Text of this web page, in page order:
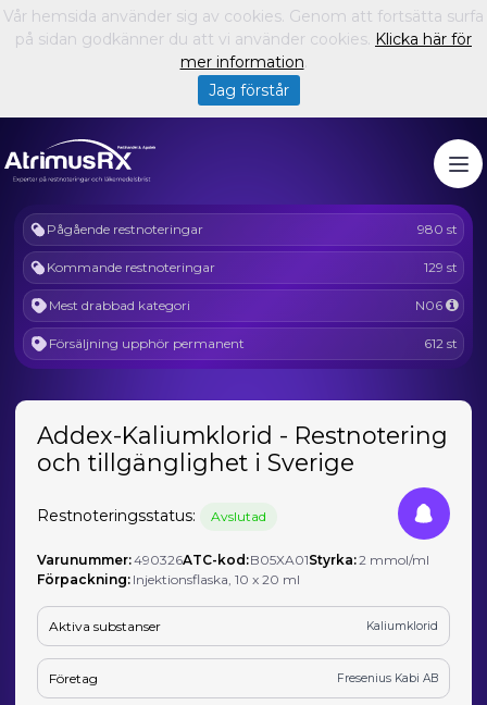
Pågående restnoteringar 980 st
Kommande restnoteringar 129 st
Mest drabbad kategori N06
Försäljning upphör permanent 612 st
Addex-Kaliumklorid - Restnotering
och tillgänglighet i Sverige
Restnoteringsstatus: Avslutad
Varunummer:490326ATC-kod:B05XA01Styrka:2 mmol/ml
Förpackning: Injektionsflaska, 10 x 20 ml
Aktiva substanser Kaliumklorid
Företag Fresenius Kabi AB
Vår hemsida använder sig av cookies. Genom att fortsätta surfa
på sidan godkänner du att vi använder cookies. Klicka här för
mer information.
Jag förstår